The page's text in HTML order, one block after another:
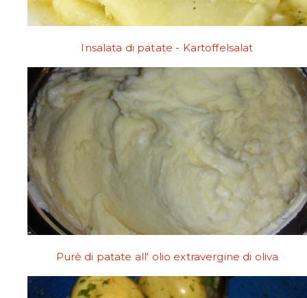
Insalata di patate - Kartoffelsalat
Purè di patate all' olio extravergine di oliva